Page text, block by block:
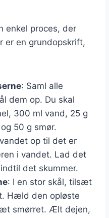
enkel proces, der
er en grundopskrift,
: Saml alle
dem op. Du skal
300 ml vand, 25 g
50 g smør.
op til det er
i vandet. Lad det
det skummer.
: I en stor skål, tilsæt
Hæld den opløste
smørret. Ælt dejen,